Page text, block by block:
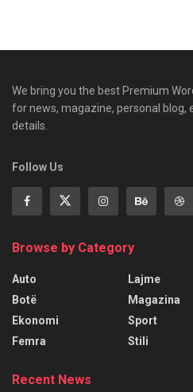
We bring you the best Premium
for news, magazine, personal blog,
details.
Follow Us
Browse by Category
Auto
Botë
Ekonomi
Femra
Lajme
Magazina
Sport
Stili
Recent News